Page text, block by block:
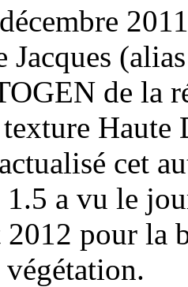
Jacques
de la
cet
a vu le
pour la